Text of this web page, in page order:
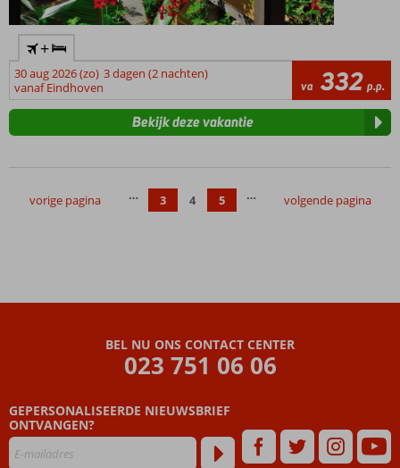
+
30 aug 2026 (zo) 3 dagen (2 nachten)
vanaf Eindhoven
va 332 p.p.
Bekijk deze vakantie
vorige pagina … 3 4 5 … volgende pagina
BEL NU ONS CONTACT CENTER
023 751 06 06
GEPERSONALISEERDE NIEUWSBRIEF
ONTVANGEN?